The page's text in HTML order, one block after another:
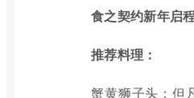
食之契约新年启
推荐料理：
蟹黄狮子头：但